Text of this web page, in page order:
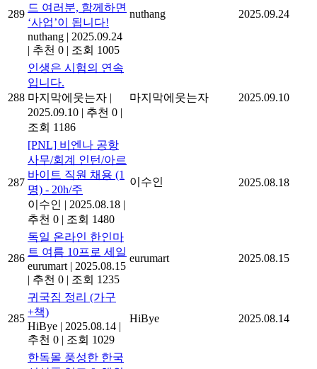
289
드 여러분, 함께하면
‘사업’이 됩니다!
nuthang | 2025.09.24
| 추천 0 | 조회 1005
nuthang 2025.09.24
288
인생은 시험의 연속
입니다.
마지막에웃는자 |
2025.09.10 | 추천 0 |
조회 1186
마지막에웃는자 2025.09.10
287
[PNL] 비엔나 공항
사무/회계 인턴/아르
바이트 직원 채용 (1
명) - 20h/주
이수인 | 2025.08.18 |
추천 0 | 조회 1480
이수인 2025.08.18
286
독일 온라인 한인마
트 여름 10프로 세일
eurumart | 2025.08.15
| 추천 0 | 조회 1235
eurumart 2025.08.15
285
귀국짐 정리 (가구
+책)
HiBye | 2025.08.14 |
추천 0 | 조회 1029
HiBye 2025.08.14
한독몰 풍성한 한국